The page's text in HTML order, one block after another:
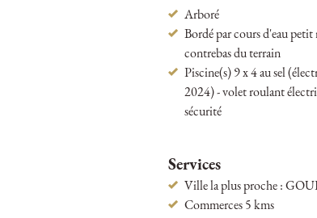
Arboré
Bordé par cours d'eau petit
contrebas du terrain
Piscine(s) 9 x 4 au sel
2024) - volet roulant
sécurité
Services
Ville la plus proche :
Commerces 5 kms